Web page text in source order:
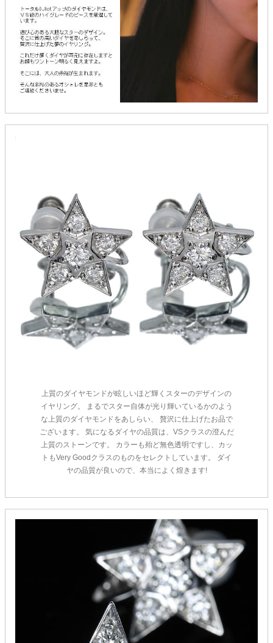
上質のダイヤモンドが眩しいほど輝くスターのデザインの
イヤリング。 まるでスター自体が光り輝いているかのよう
な上質のダイヤモンドをあしらい、 贅沢に仕上げたお品で
ございます。 気になるダイヤの品質は、VSクラスの澄んだ
上質のストーンです。 カラーも殆ど無色透明ですし、カッ
トもVery Goodクラスのものをセレクトしています。 ダイ
ヤの品質が良いので、本当によく煌きます!